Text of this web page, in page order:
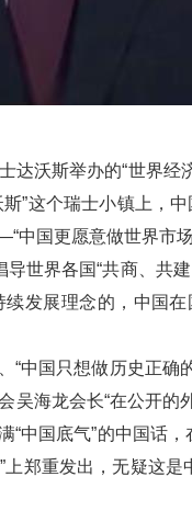
达沃斯举办的“世界经
”这个瑞士小镇上，
中国更愿意做世界市场
世界各国“共商、共
发展理念的，中国
“中国只想做历史正
海龙会长“在公开的
“中国底气”的中国话
郑重发出，无疑这